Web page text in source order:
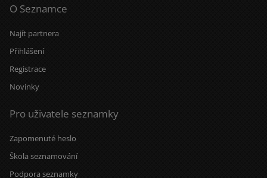
O Seznamce
Najít partnera
Přihlášení
Registrace
Novinky
Pro uživatele seznamky
Zapomenuté heslo
Škola seznamování
Podpora seznamky